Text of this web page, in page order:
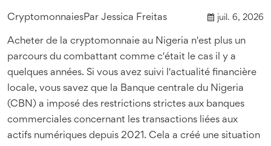
CryptomonnaiesPar Jessica Freitas juil. 6, 2026
Acheter de la cryptomonnaie au Nigeria n'est plus un
parcours du combattant comme c'était le cas il y a
quelques années. Si vous avez suivi l'actualité financière
locale, vous savez que la Banque centrale du Nigeria
(CBN) a imposé des restrictions strictes aux banques
commerciales concernant les transactions liées aux
actifs numériques depuis 2021. Cela a créé une situation